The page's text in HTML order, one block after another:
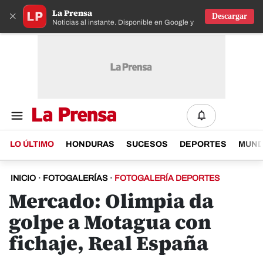
× La Prensa
Noticias al instante. Disponible en Google y IOS
Descargar
LO ÚLTIMO HONDURAS SUCESOS DEPORTES
INICIO · FOTOGALERÍAS · FOTOGALERÍA DEPORTES
Mercado: Olimpia da
golpe a Motagua con
fichaje, Real España